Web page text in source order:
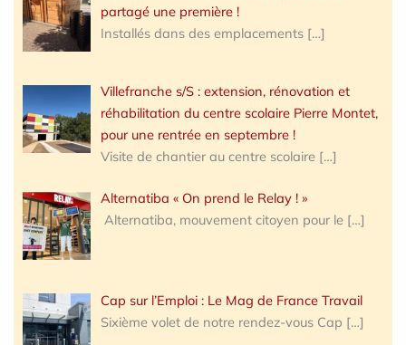
partagé une première !
Installés dans des emplacements […]
Villefranche s/S : extension, rénovation et
réhabilitation du centre scolaire Pierre Montet,
pour une rentrée en septembre !
Visite de chantier au centre scolaire […]
Alternatiba « On prend le Relay ! »
Alternatiba, mouvement citoyen pour le […]
Cap sur l’Emploi : Le Mag de France Travail
Sixième volet de notre rendez-vous Cap […]